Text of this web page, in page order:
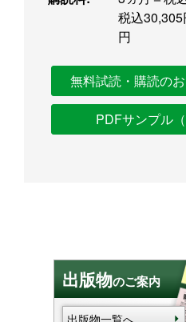
税込
円
無料試読・購読の
PDFサンプル
出版物のご案内
出版物一覧へ